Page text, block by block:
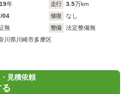
年 走行 3.5万km
04 修復
なし
無 整備
法定整備無
川県川崎市多摩区
見積依頼